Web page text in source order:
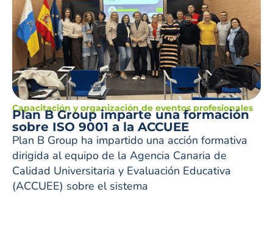
Capacitación y organización de eventos profesionales
Plan B Group imparte una formación
sobre ISO 9001 a la ACCUEE
Plan B Group ha impartido una acción formativa
dirigida al equipo de la Agencia Canaria de
Calidad Universitaria y Evaluación Educativa
(ACCUEE) sobre el sistema